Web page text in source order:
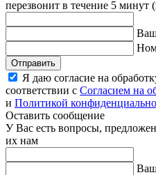
перезвонит в течение 5 минут
Отправить
Я даю согласие на
соответствии с Согласием на
и Политикой
Оставить сообщение
У Вас есть вопросы,
их нам